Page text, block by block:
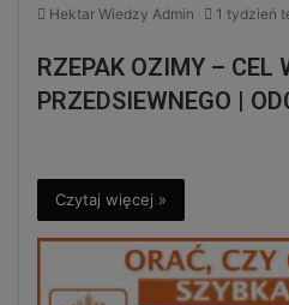
Hektar Wiedzy Admin 1 tydzień
RZEPAK OZIMY – CEL
PRZEDSIEWNEGO |
Czytaj więcej »